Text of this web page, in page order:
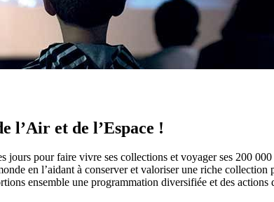
l’Air et de l’Espace !
jours pour faire vivre ses collections et voyager ses 200
en l’aidant à conserver et valoriser une riche collection
ensemble une programmation diversifiée et des